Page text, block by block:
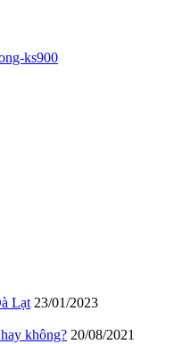
Lạt 23/01/2023
không? 20/08/2021